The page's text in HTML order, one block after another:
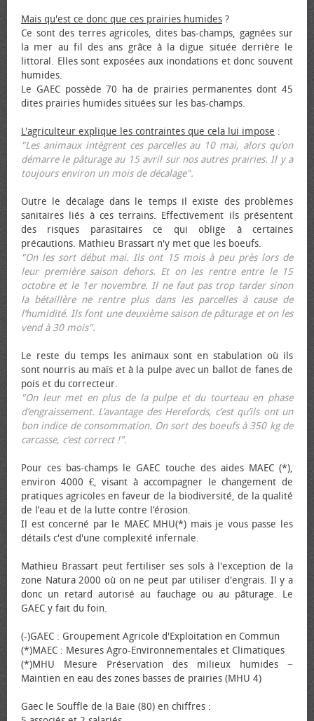
Mais qu'est ce donc que ces prairies humides ?
Ce sont des terres agricoles, dites bas-champs, gagnées sur
la mer au fil des ans grâce à la digue située derrière le
littoral. Elles sont exposées aux inondations et donc souvent
humides.
Le GAEC possède 70 ha de prairies permanentes dont 45
dites prairies humides situées sur les bas-champs.
L'agriculteur explique les contraintes que cela lui impose :
"Les animaux intègrent ces parcelles au 10 mai, alors qu’on
démarre le pâturage au 15 avril sur nos autres prairies. Il y a
toujours environ un mois de décalage".
Outre le décalage dans le temps il existe des problèmes
sanitaires liés à ces terrains. Effectivement ils présentent
des risques parasitaires ce qui oblige à certaines
précautions. Mathieu Brassart n'y met que les bœufs.
"On les sort début mai. Ils ont 15 mois à peu près lors de
leur première saison dehors. Et on les rentre entre le 15
octobre et le 1er novembre. Il ne faut pas trop tarder sinon
la bétaillère ne rentre plus dans les parcelles à cause de
l’humidité. Ils font une deuxième saison de pâturage et on les
vend à 30 mois".
Le reste du temps les animaux sont en stabulation où ils
sont nourris au maïs et à la pulpe avec un ballot de fanes de
pois et du correcteur.
"On leur met en plus de la pulpe et du tourteau en phase
d’engraissement. L’avantage des Herefords, c’est qu’ils ont un
bon indice de consommation. On sort des bœufs à 350 kg de
carcasse, c’est correct !".
Pour ces bas-champs le GAEC touche des aides MAEC (*),
environ 4000 €, visant à accompagner le changement de
pratiques agricoles en faveur de la biodiversité, de la qualité
de l’eau et de la lutte contre l’érosion.
Il est concerné par le MAEC MHU(*) mais je vous passe les
détails c'est d'une complexité infernale.
Mathieu Brassart peut fertiliser ses sols à l'exception de la
zone Natura 2000 où on ne peut par utiliser d'engrais. Il y a
donc un retard autorisé au fauchage ou au pâturage. Le
GAEC y fait du foin.
(-)GAEC : Groupement Agricole d'Exploitation en Commun
(*)MAEC : Mesures Agro-Environnementales et Climatiques
(*)MHU Mesure Préservation des milieux humides −
Maintien en eau des zones basses de prairies (MHU 4)
Gaec le Souffle de la Baie (80) en chiffres :